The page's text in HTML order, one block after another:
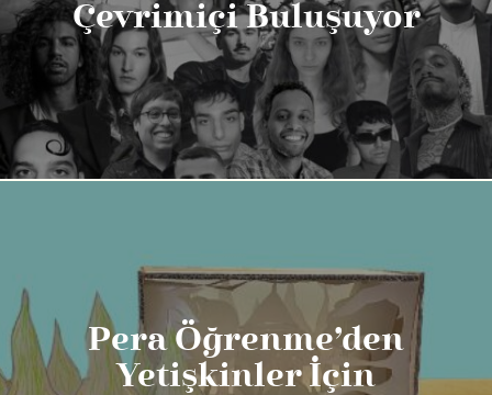
Çevrimiçi Buluşuyor
Pera Öğrenme’den
Yetişkinler İçin